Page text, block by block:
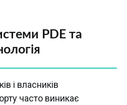
PDE та
і власників
часто виникає